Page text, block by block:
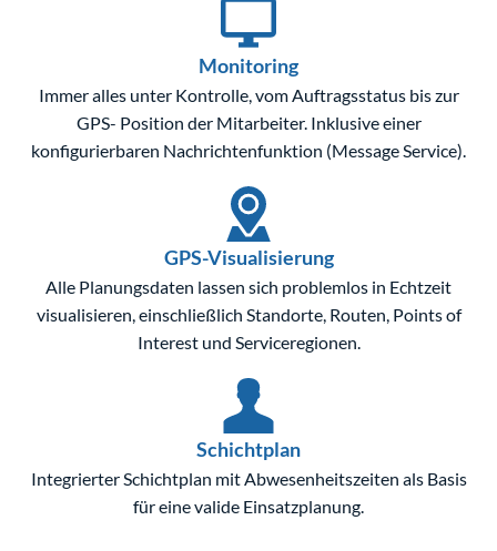
Monitoring
Immer alles unter Kontrolle, vom Auftragsstatus bis zur
GPS- Position der Mitarbeiter. Inklusive einer
konfigurierbaren Nachrichtenfunktion (Message Service).
GPS-Visualisierung
Alle Planungsdaten lassen sich problemlos in Echtzeit
visualisieren, einschließlich Standorte, Routen, Points of
Interest und Serviceregionen.
Schichtplan
Integrierter Schichtplan mit Abwesenheitszeiten als Basis
für eine valide Einsatzplanung.